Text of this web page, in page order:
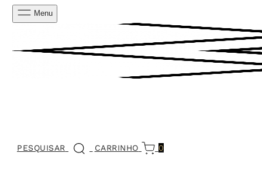
Menu
PESQUISAR CARRINHO 0